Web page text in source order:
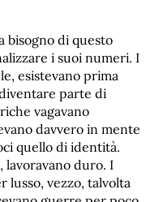
bisogno di questo
i suoi numeri. I
esistevano prima
parte di
vagavano
davvero in mente
quello di identità.
lavoravano duro. I
lusso, vezzo, talvolta